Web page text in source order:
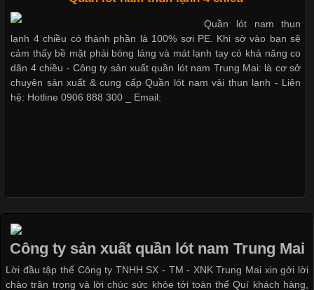
Các Form Áo Thun Phổ Biến Hiện Nay Và Xu Hướng Trong
Ngành May Mặc Áo thun là một trong những trang phục quen
thuộc và được sử dụng phổ biến nhất hiện nay. Không chỉ đa
dạng về màu sắc hay chất liệu, áo thun còn có nhiều form dáng
khác nhau để phù hợp với từng phong cách thời trang và nhu
cầu
Áo phông là một trong những trang phục phổ biến nhất trong
đời sống hiện đại nhờ sự tiện lợi, thoải mái và dễ phối đồ.
Không chỉ xuất hiện trong thời trang thường ngày, áo phông còn
được ứng dụng rộng rãi trong ngành sản xuất may mặc, đặc
biệt là các sản phẩm từ vải thun. Hiện nay,
Dễ chịu hơn với quần lót nam giá rẻ vải Cotton 4 chiều
Quần lót nam thun
lạnh 4 chiều có thành phần là 100% sợi PE. Khi sờ vào bạn sẽ
cảm thấy bề mặt phải bóng láng và mát lạnh tay có khả năng co
dãn 4 chiều - Công ty sản xuất quần lót nam Trung Mai: là cơ sở
chuyên sản xuất & cung cấp Quần lót nam vải thun lạnh - Liên
hệ: Hotline 0906 888 300 _ Email:
Công ty sản xuất quần lót nam Trung Mai
Lời đầu tập thể Công ty TNHH SX - TM - XNK Trung Mai xin gởi lời
chào trân trọng và lời chúc sức khỏe tới toàn thể Quí khách hàng,